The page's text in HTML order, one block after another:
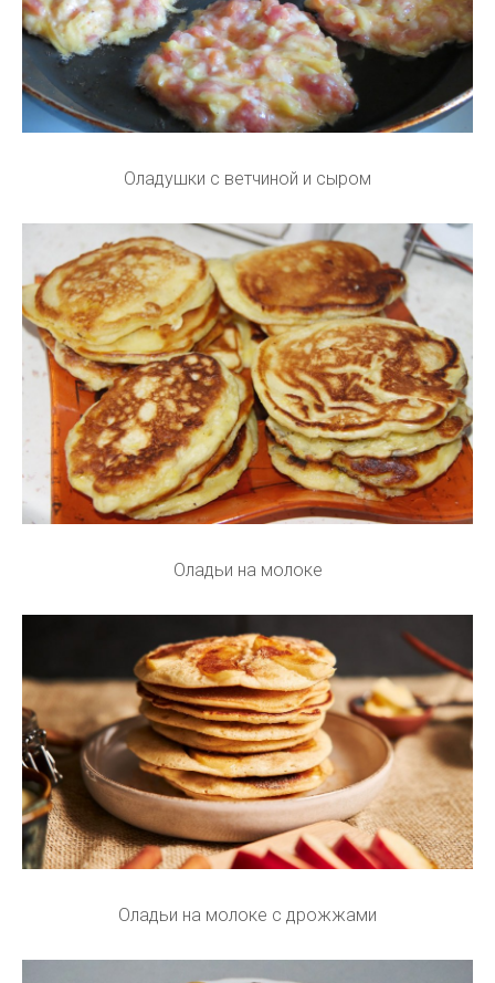
Оладушки с ветчиной и сыром
Оладьи на молоке
Оладьи на молоке с дрожжами